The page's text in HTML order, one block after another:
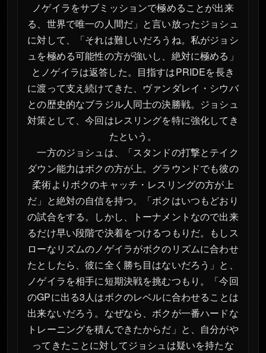
ノゲイラをサブミッションで極めることが出来
る、世界で唯一の人間だ」と言い放ったジョシュ
に対して、「それは難しいだろうね。私がジョシ
ュを極める可能性の方が強いし、絶対に極める」
とノゲイラは返答した。目指すはPRIDEを長き
に渡って支え続けてきた、ヴァンダレイ・シウバ
との歴史的なブラジル人同士の決勝戦。ジョシュ
対策として、今回はレスリングを特に強化してき
たという。
一方のジョシュは、「スタンドの打撃とテイク
ダウン能力はボクの方が上。グラウンドでも彼の
柔術よりボクのキャッチ・レスリングの方が上
だ」と絶対の自信を持つ。「ボクはいつもどおり
の試合をする。しかし、トーナメントなので出来
るだけ早い段階で決着をつけるつもりだ。もしス
ローなリズムのノゲイラがボクのリズムに合わせ
たとしたら、彼に全く勝ち目はないだろう」と、
ノゲイラを相手に短期決戦を挑むつもり。「今回
のGPに出る3人はボクのレベルに合わせることは
出来ないだろう。なぜなら、ボクが一番ハードな
トレーニングを積んできたからだ」と、自分がや
ってきたことに対してジョシュは疑いを持たな